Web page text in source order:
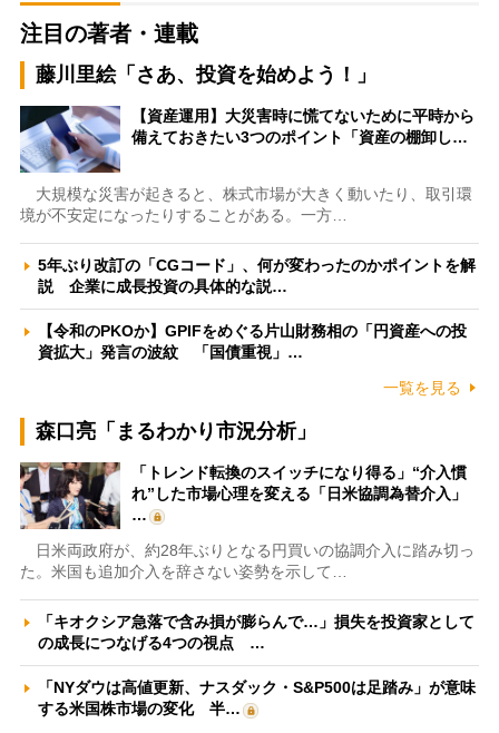
注目の著者・連載
藤川里絵「さあ、投資を始めよう！」
【資産運用】大災害時に慌てないために平時から
備えておきたい3つのポイント「資産の棚卸し…
大規模な災害が起きると、株式市場が大きく動いたり、取引環
境が不安定になったりすることがある。一方…
5年ぶり改訂の「CGコード」、何が変わったのかポイントを解
説 企業に成長投資の具体的な説…
【令和のPKOか】GPIFをめぐる片山財務相の「円資産への投
資拡大」発言の波紋 「国債重視」…
一覧を見る
森口亮「まるわかり市況分析」
「トレンド転換のスイッチになり得る」“介入慣
れ”した市場心理を変える「日米協調為替介入」
…
日米両政府が、約28年ぶりとなる円買いの協調介入に踏み切っ
た。米国も追加介入を辞さない姿勢を示して…
「キオクシア急落で含み損が膨らんで…」損失を投資家として
の成長につなげる4つの視点 …
「NYダウは高値更新、ナスダック・S&P500は足踏み」が意味
する米国株市場の変化 半…